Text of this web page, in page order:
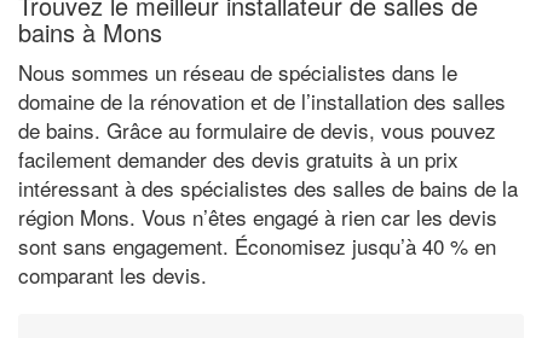
bains à Mons
Nous sommes un réseau de spécialistes dans le
domaine de la rénovation et de l’installation des salles
de bains. Grâce au formulaire de devis, vous pouvez
facilement demander des devis gratuits à un prix
intéressant à des spécialistes des salles de bains de la
région Mons. Vous n’êtes engagé à rien car les devis
sont sans engagement. Économisez jusqu’à 40 % en
comparant les devis.